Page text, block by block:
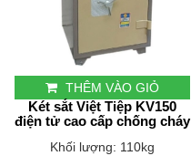
THÊM VÀO GIỎ
Két sắt Việt Tiệp KV150
điện tử cao cấp chống cháy
Khối lượng: 110kg